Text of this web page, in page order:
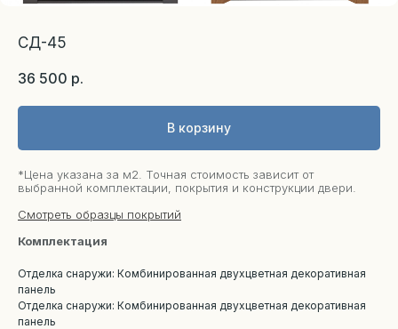
СД-45
36 500 р.
В корзину
*Цена указана за м2. Точная стоимость зависит от
выбранной комплектации, покрытия и конструкции двери.
Смотреть образцы покрытий
Комплектация
Отделка снаружи: Комбинированная двухцветная декоративная
панель
Отделка снаружи: Комбинированная двухцветная декоративная
панель